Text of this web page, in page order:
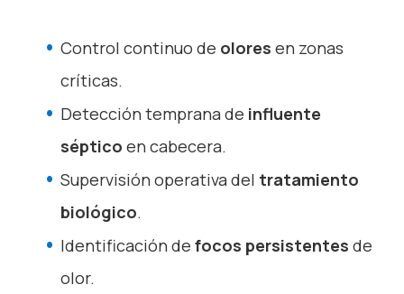
Control continuo de olores en zonas
críticas.
Detección temprana de influente
séptico en cabecera.
Supervisión operativa del tratamiento
biológico.
Identificación defocos persistentes de
olor.